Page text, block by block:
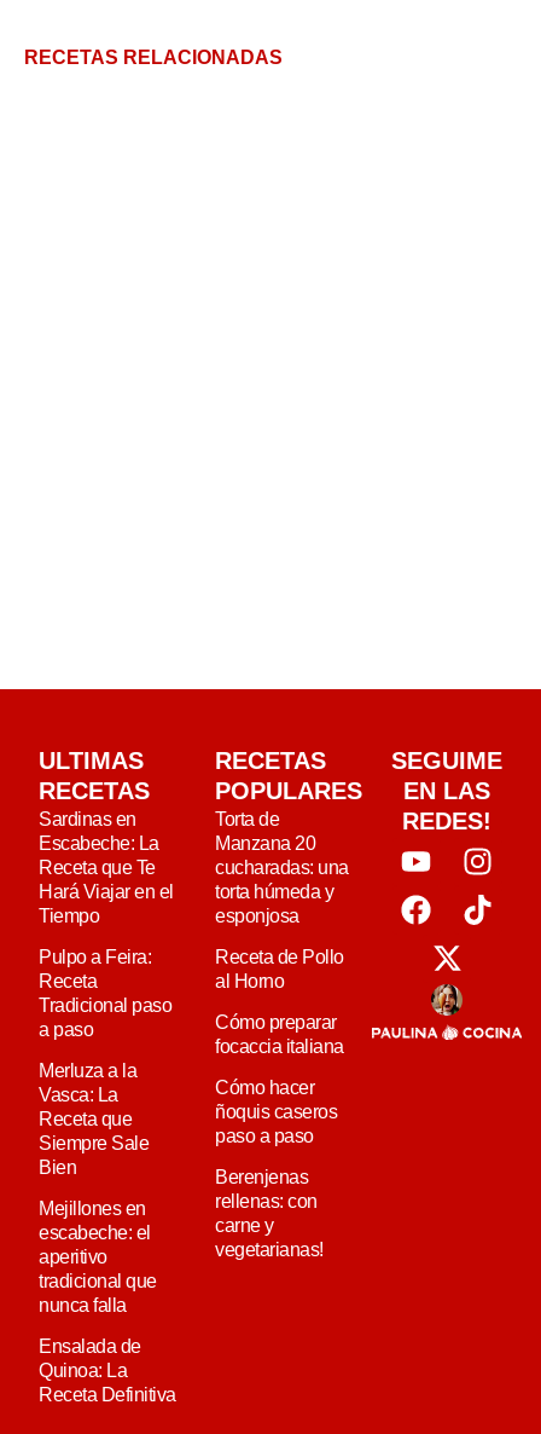
RECETAS RELACIONADAS
ULTIMAS
RECETAS
Sardinas en
Escabeche: La
Receta que Te
Hará Viajar en el
Tiempo
Pulpo a Feira:
Receta
Tradicional paso
a paso
Merluza a la
Vasca: La
Receta que
Siempre Sale
Bien
Mejillones en
escabeche: el
aperitivo
tradicional que
nunca falla
Ensalada de
Quinoa: La
Receta Definitiva
RECETAS
POPULARES
Torta de
Manzana 20
cucharadas: una
torta húmeda y
esponjosa
Receta de Pollo
al Horno
Cómo preparar
focaccia italiana
Cómo hacer
ñoquis caseros
paso a paso
Berenjenas
rellenas: con
carne y
vegetarianas!
SEGUIME
EN LAS
REDES!